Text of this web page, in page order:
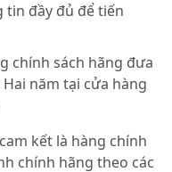
tin đầy đủ để tiến
chính sách hãng đưa
năm tại cửa hàng
kết là hàng chính
chính hãng theo các